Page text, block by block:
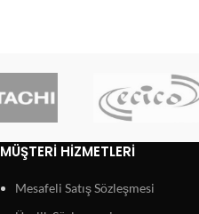
MÜŞTERI HIZMETLERI
Mesafeli Satış Sözleşmesi